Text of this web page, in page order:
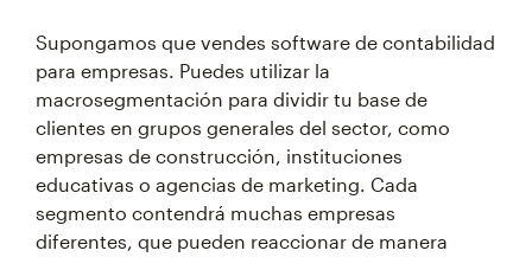
Supongamos que vendes software de contabilidad
para empresas. Puedes utilizar la
macrosegmentación para dividir tu base de
clientes en grupos generales del sector, como
empresas de construcción, instituciones
educativas o agencias de marketing. Cada
segmento contendrá muchas empresas
diferentes, que pueden reaccionar de manera